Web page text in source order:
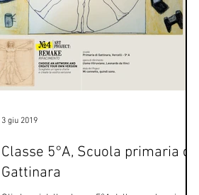
Classe 5°A, Scuola primaria di
Gattinara
3 giu 2019